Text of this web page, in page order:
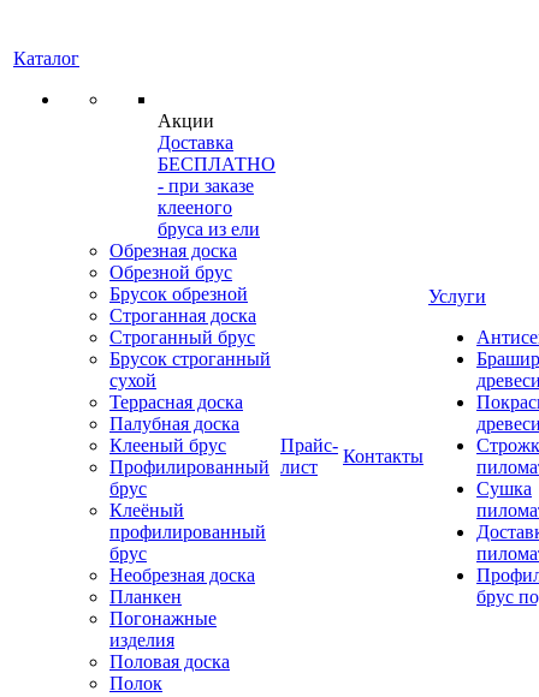
Каталог
Акции
Доставка
БЕСПЛАТНО
- при заказе
клееного
бруса из ели
Обрезная доска
Обрезной брус
Брусок обрезной
Строганная доска
Строганный брус
Брусок строганный
сухой
Террасная доска
Палубная доска
Клееный брус
Профилированный
брус
Клеёный
профилированный
брус
Необрезная доска
Планкен
Погонажные
изделия
Половая доска
Полок
Прайс-
лист
Контакты
Услуги
Сушка
брус